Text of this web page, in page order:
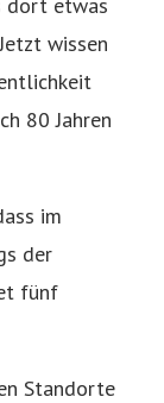
wissen
80 Jahren
im
der
fünf
Standorte